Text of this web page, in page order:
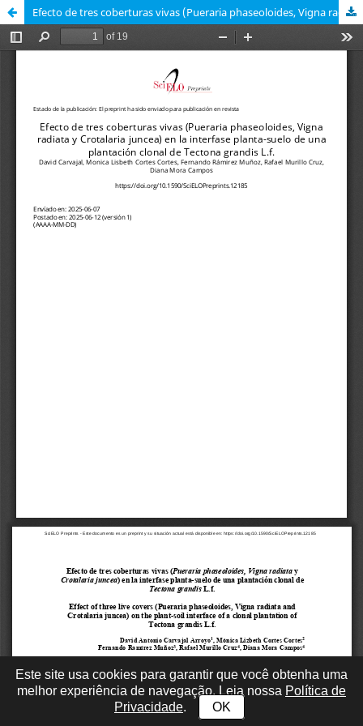
Efecto de tres coberturas vivas (Pueraria phaseoloides, Vigna radiata y Crotalaria juncea) en la interfase planta-suelo de una plantación clonal de Tectona grandis L.f.
Este site usa cookies para garantir que você obtenha uma
melhor experiência de navegação. Leia nossa Política de
Privacidade. OK